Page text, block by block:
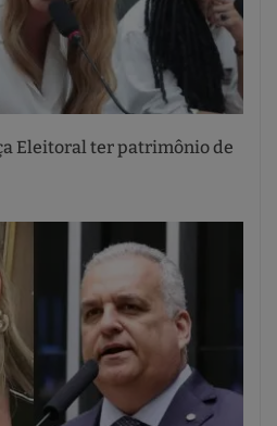
Eleitoral ter patrimônio de